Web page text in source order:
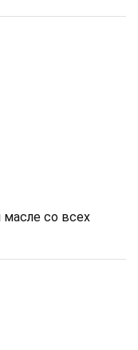
со всех